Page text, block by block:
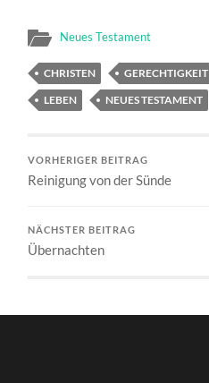
Neues Testament
CHRISTEN GERECHTIGKEIT
LEBEN
NEUES TESTAMENT
VORHERIGER BEITRAG
Reinigung von der Sünde
NÄCHSTER BEITRAG
Übernachten